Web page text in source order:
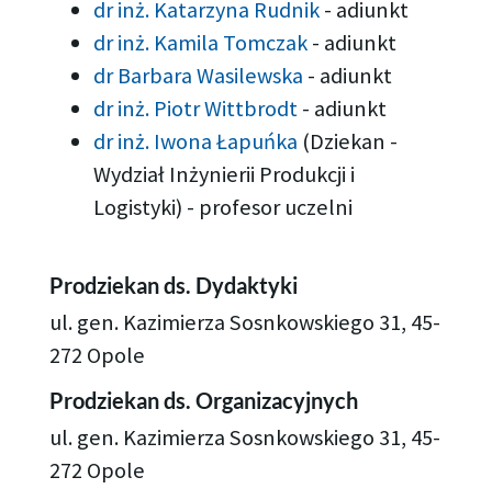
dr inż. Katarzyna Rudnik- adiunkt
dr inż. Kamila Tomczak- adiunkt
dr Barbara Wasilewska - adiunkt
dr inż. Piotr Wittbrodt- adiunkt
dr inż. Iwona Łapuńka (Dziekan -
Wydział Inżynierii Produkcji i
Logistyki) - profesor uczelni
Prodziekan ds. Dydaktyki
ul. gen. Kazimierza Sosnkowskiego 31, 45-
272 Opole
Prodziekan ds. Organizacyjnych
ul. gen. Kazimierza Sosnkowskiego 31, 45-
272 Opole